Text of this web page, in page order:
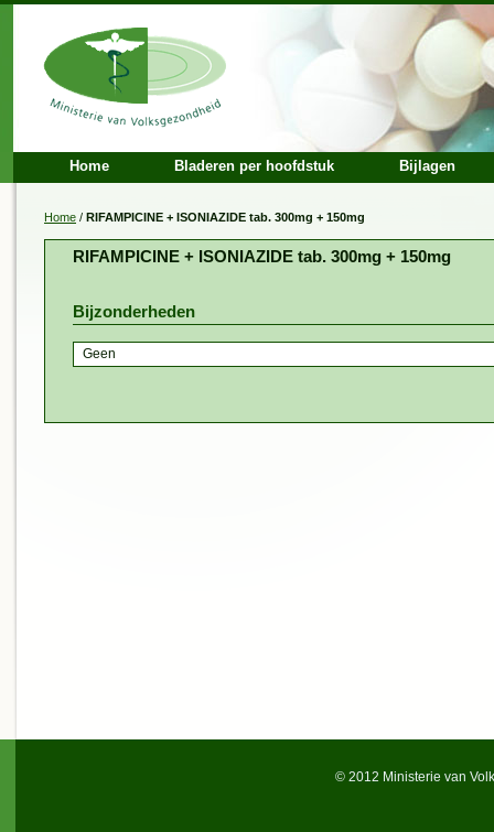
Home Bladeren per hoofdstuk Bijlagen
Home / RIFAMPICINE + ISONIAZIDE tab. 300mg + 150mg
RIFAMPICINE + ISONIAZIDE tab. 300mg + 150mg
Bijzonderheden
Geen
© 2012 Ministerie van